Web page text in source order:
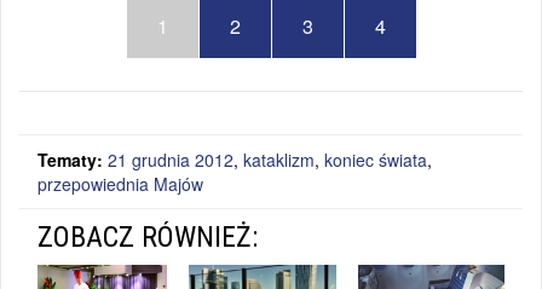
1 2 3 4
Tematy: 21 grudnia 2012, kataklizm, koniec świata,
przepowiednia Majów
ZOBACZ RÓWNIEŻ: